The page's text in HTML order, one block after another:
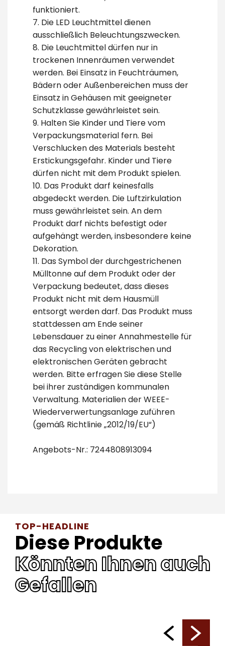
funktioniert.
7. Die LED Leuchtmittel dienen
ausschließlich Beleuchtungszwecken.
8. Die Leuchtmittel dürfen nur in
trockenen Innenräumen verwendet
werden. Bei Einsatz in Feuchträumen,
Bädern oder Außenbereichen muss der
Einsatz in Gehäusen mit geeigneter
Schutzklasse gewährleistet sein.
9. Halten Sie Kinder und Tiere vom
Verpackungsmaterial fern. Bei
Verschlucken des Materials besteht
Erstickungsgefahr. Kinder und Tiere
dürfen nicht mit dem Produkt spielen.
10. Das Produkt darf keinesfalls
abgedeckt werden. Die Luftzirkulation
muss gewährleistet sein. An dem
Produkt darf nichts befestigt oder
aufgehängt werden, insbesondere keine
Dekoration.
11. Das Symbol der durchgestrichenen
Mülltonne auf dem Produkt oder der
Verpackung bedeutet, dass dieses
Produkt nicht mit dem Hausmüll
entsorgt werden darf. Das Produkt muss
stattdessen am Ende seiner
Lebensdauer zu einer Annahmestelle für
das Recycling von elektrischen und
elektronischen Geräten gebracht
werden. Bitte erfragen Sie diese Stelle
bei ihrer zuständigen kommunalen
Verwaltung. Materialien der WEEE-
Wiederverwertungsanlage zuführen
(gemäß Richtlinie „2012/19/EU“)
Angebots-Nr.: 7244808913094
TOP-HEADLINE
Diese Produkte
Könnten Ihnen auch
Gefallen